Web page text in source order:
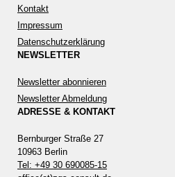
Kontakt
Impressum
Datenschutzerklärung
NEWSLETTER
Newsletter abonnieren
Newsletter Abmeldung
ADRESSE & KONTAKT
Bernburger Straße 27
10963 Berlin
Tel: +49 30 690085-15